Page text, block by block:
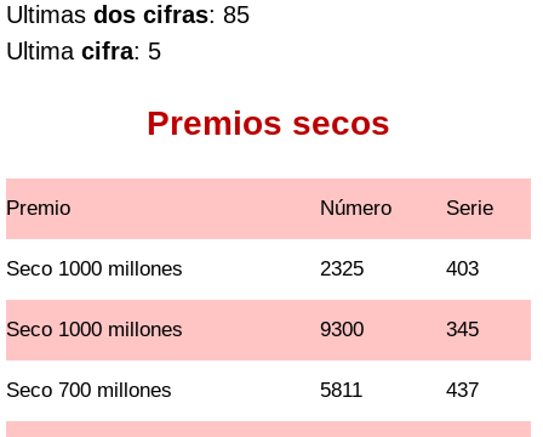
Ultimas dos cifras: 85
Ultima cifra: 5
Premios secos
Premio Número Serie
Seco 1000 millones 2325 403
Seco 1000 millones 9300 345
Seco 700 millones 5811 437